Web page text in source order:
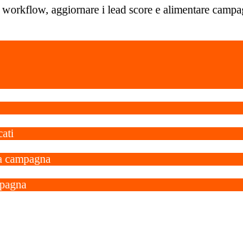
aggiornare i lead score e alimentare
campagna